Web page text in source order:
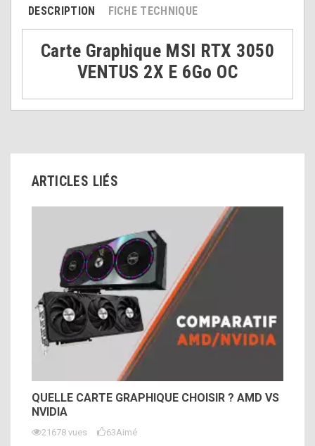
DESCRIPTION FICHE TECHNIQUE
Carte Graphique MSI RTX 3050
VENTUS 2X E 6Go OC
ARTICLES LIÉS
QUELLE CARTE GRAPHIQUE CHOISIR ? AMD VS
NVIDIA
21678 vues 63Aimé